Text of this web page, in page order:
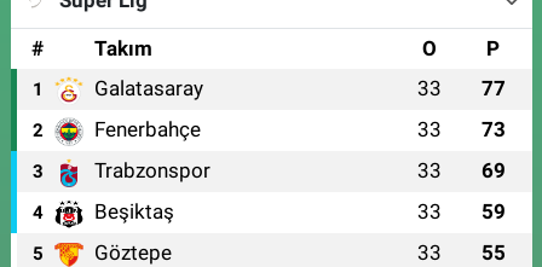
#
Takım O P
1 Galatasaray 33 77
2 Fenerbahçe 33 73
3 Trabzonspor 33 69
4 Beşiktaş 33 59
5 Göztepe 33 55